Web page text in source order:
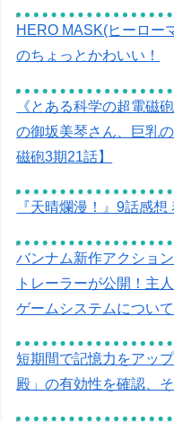
HERO MASK(ヒーロー
のちょっとかわいい！
《とある科学の超電磁
の御坂美琴さん、巨乳
磁砲3期21話】
『天晴爛漫！』9話感
バンナム新作アクショ
トレーラーが公開！主
ゲームシステムについ
短期間で記憶力をアッ
殿」の有効性を確認、